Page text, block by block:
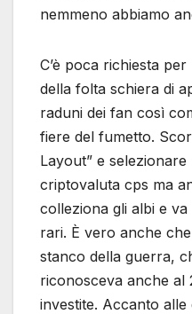
nemmeno abbiamo
C’è poca richiesta
della folta schiera di
raduni dei fan così
fiere del fumetto.
Layout” e selezionare
criptovaluta cps ma
colleziona gli albi e
rari. È vero anche
stanco della guerra,
riconosceva anche al
investite. Accanto